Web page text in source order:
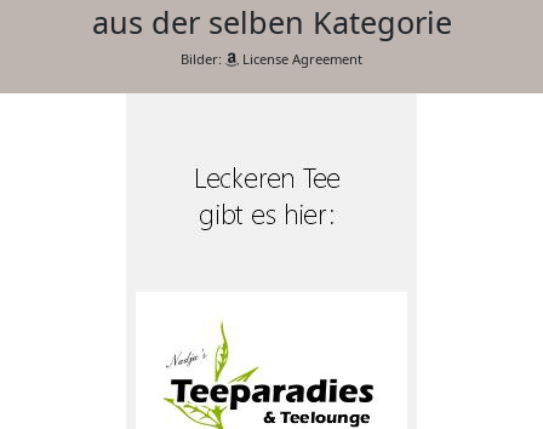
aus der selben Kategorie
Bilder: License Agreement